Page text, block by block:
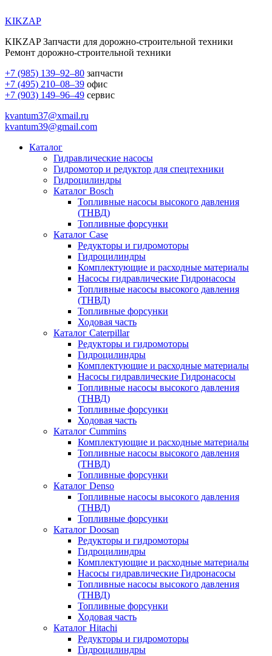
KIKZAP
KIKZAP Запчасти для дорожно-строительной техники
Ремонт дорожно-строительной техники
+7 (985) 139–92–80 запчасти
+7 (495) 210–08–39 офис
+7 (903) 149–96–49 сервис
kvantum37@xmail.ru
kvantum39@gmail.com
Каталог
Гидравлические насосы
Гидромотор и редуктор для спецтехники
Гидроцилиндры
Каталог Bosch
Топливные насосы высокого давления
(ТНВД)
Топливные форсунки
Каталог Case
Редукторы и гидромоторы
Гидроцилиндры
Комплектующие и расходные материалы
Насосы гидравлические Гидронасосы
Топливные насосы высокого давления
(ТНВД)
Топливные форсунки
Ходовая часть
Каталог Caterpillar
Редукторы и гидромоторы
Гидроцилиндры
Комплектующие и расходные материалы
Насосы гидравлические Гидронасосы
Топливные насосы высокого давления
(ТНВД)
Топливные форсунки
Ходовая часть
Каталог Cummins
Комплектующие и расходные материалы
Топливные насосы высокого давления
(ТНВД)
Топливные форсунки
Каталог Denso
Топливные насосы высокого давления
(ТНВД)
Топливные форсунки
Каталог Doosan
Редукторы и гидромоторы
Гидроцилиндры
Комплектующие и расходные материалы
Насосы гидравлические Гидронасосы
Топливные насосы высокого давления
(ТНВД)
Топливные форсунки
Ходовая часть
Каталог Hitachi
Редукторы и гидромоторы
Гидроцилиндры